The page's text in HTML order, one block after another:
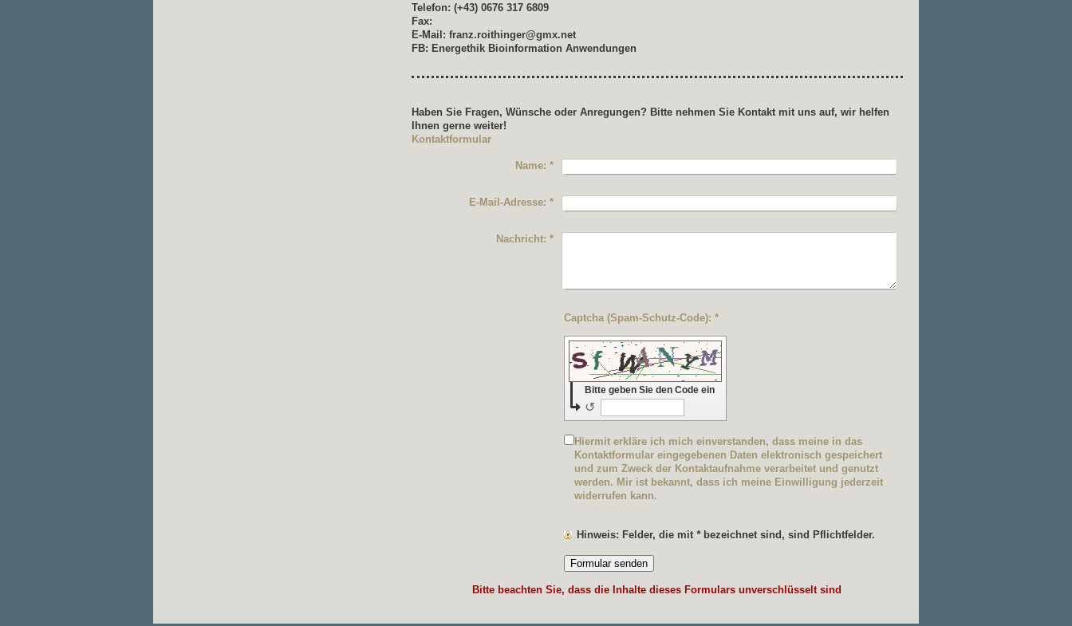
Telefon: (+43) 0676 317 6809
Fax:
E-Mail: franz.roithinger@gmx.net
FB: Energethik Bioinformation Anwendungen
Haben Sie Fragen, Wünsche oder Anregungen? Bitte nehmen Sie Kontakt mit uns auf, wir helfen
Ihnen gerne weiter!
Kontaktformular
Name: *
E-Mail-Adresse: *
Nachricht: *
Captcha (Spam-Schutz-Code): *
Bitte geben Sie den Code ein
↺
Hiermit erkläre ich mich einverstanden, dass meine in das
Kontaktformular eingegebenen Daten elektronisch gespeichert
und zum Zweck der Kontaktaufnahme verarbeitet und genutzt
werden. Mir ist bekannt, dass ich meine Einwilligung jederzeit
widerrufen kann.
Hinweis : Felder, die mit *bezeichnet sind, sind Pflichtfelder.
Bitte beachten Sie, dass die Inhalte dieses Formulars unverschlüsselt sind